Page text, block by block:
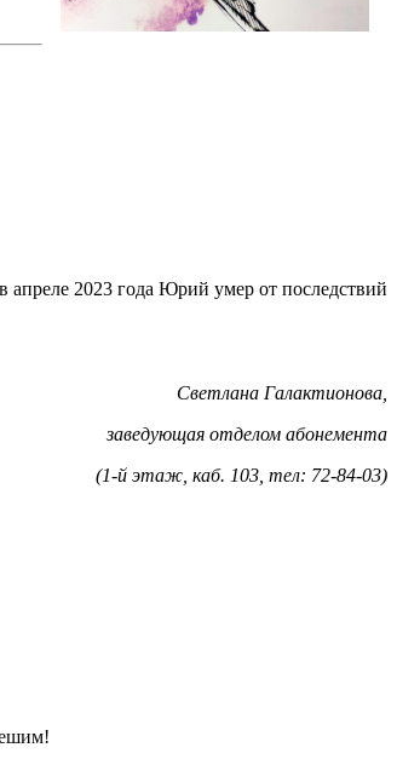
апреле 2023 года Юрий умер от последствий
Светлана Галактионова,
заведующая отделом абонемента
(1-й этаж, каб. 103, тел: 72-84-03)